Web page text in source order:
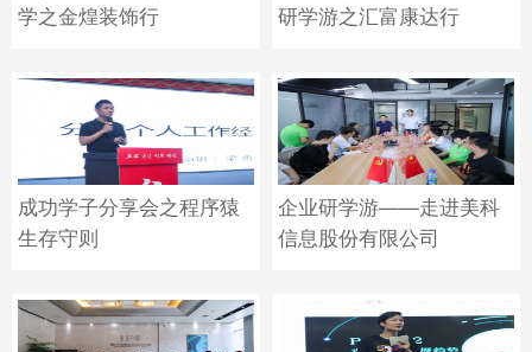
学之金煌装饰行
研学游之汇富康达行
成功学子分享会之程序猿
生存守则
企业研学游——走进美科
信息股份有限公司